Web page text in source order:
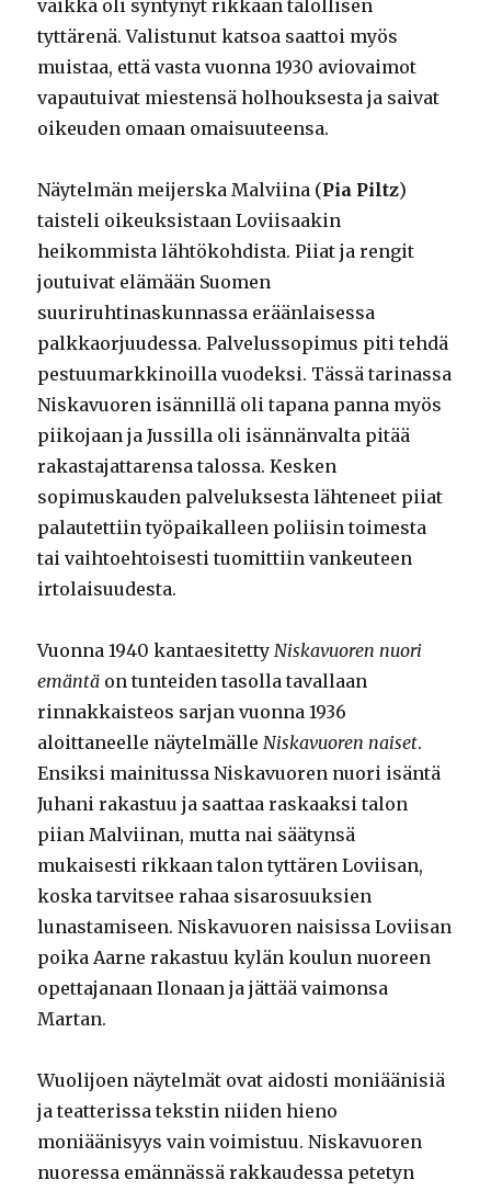
vaikka oli syntynyt rikkaan talollisen
tyttärenä. Valistunut katsoa saattoi myös
muistaa, että vasta vuonna 1930 aviovaimot
vapautuivat miestensä holhouksesta ja saivat
oikeuden omaan omaisuuteensa.
Näytelmän meijerska Malviina (Pia Piltz)
taisteli oikeuksistaan Loviisaakin
heikommista lähtökohdista. Piiat ja rengit
joutuivat elämään Suomen
suuriruhtinaskunnassa eräänlaisessa
palkkaorjuudessa. Palvelussopimus piti tehdä
pestuumarkkinoilla vuodeksi. Tässä tarinassa
Niskavuoren isännillä oli tapana panna myös
piikojaan ja Jussilla oli isännänvalta pitää
rakastajattarensa talossa. Kesken
sopimuskauden palveluksesta lähteneet piiat
palautettiin työpaikalleen poliisin toimesta
tai vaihtoehtoisesti tuomittiin vankeuteen
irtolaisuudesta.
Vuonna 1940 kantaesitettyNiskavuoren nuori
emäntä on tunteiden tasolla tavallaan
rinnakkaisteos sarjan vuonna 1936
aloittaneelle näytelmälleNiskavuoren naiset.
Ensiksi mainitussa Niskavuoren nuori isäntä
Juhani rakastuu ja saattaa raskaaksi talon
piian Malviinan, mutta nai säätynsä
mukaisesti rikkaan talon tyttären Loviisan,
koska tarvitsee rahaa sisarosuuksien
lunastamiseen. Niskavuoren naisissa Loviisan
poika Aarne rakastuu kylän koulun nuoreen
opettajanaan Ilonaan ja jättää vaimonsa
Martan.
Wuolijoen näytelmät ovat aidosti moniäänisiä
ja teatterissa tekstin niiden hieno
moniäänisyys vain voimistuu. Niskavuoren
nuoressa emännässä rakkaudessa petetyn